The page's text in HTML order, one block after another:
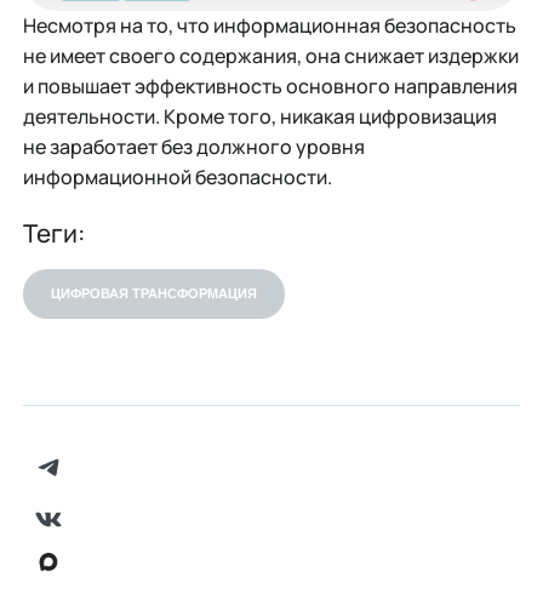
Несмотря на то, что информационная безопасность
не имеет своего содержания, она снижает издержки
и повышает эффективность основного направления
деятельности. Кроме того, никакая цифровизация
не заработает без должного уровня
информационной безопасности.
Теги:
ЦИФРОВАЯ ТРАНСФОРМАЦИЯ